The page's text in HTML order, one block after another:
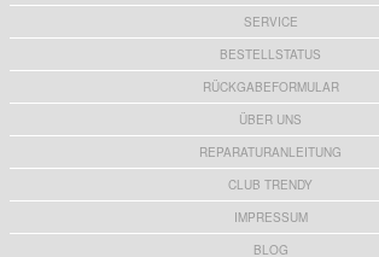
SERVICE
BESTELLSTATUS
RÜCKGABEFORMULAR
ÜBER UNS
REPARATURANLEITUNG
CLUB TRENDY
IMPRESSUM
BLOG